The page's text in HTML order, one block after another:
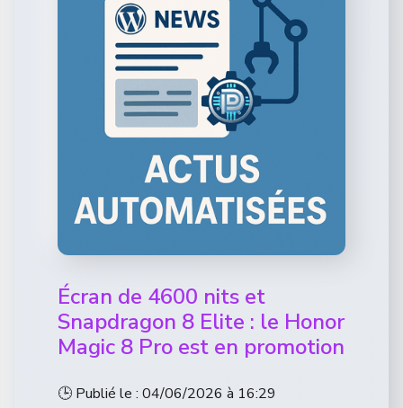
Écran de 4600 nits et
Snapdragon 8 Elite : le Honor
Magic 8 Pro est en promotion
🕒 Publié le : 04/06/2026 à 16:29